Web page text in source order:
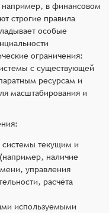
например, в финансовом
строгие правила
особые
ограничения:
с существующей
ресурсам и
масштабирования и
системы текущим и
наличие
управления
расчёта
используемыми